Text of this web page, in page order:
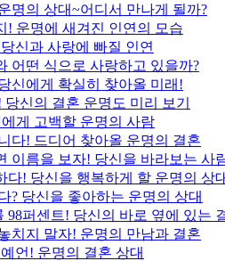
명의 상대~어디서 만나게 될까?
! 운명에 새겨진 인연의 모습
신과 사랑에 빠질 인연
어떤 식으로 사랑하고 있을까?
신에게 확실히 찾아올 미래!
신의 결혼 운명도 미리 보기
게 고백할 운명의 사람
다! 드디어 찾아올 운명의 결혼
이름을 보자! 당신을 바라보는 사
다! 당신을 행복하게 할 운명의 상
? 당신을 좋아하는 운명의 상대
98퍼센트! 당신의 바로 옆에 있는
치지 말자! 운명의 만남과 결혼
언! 운명의 결혼 상대